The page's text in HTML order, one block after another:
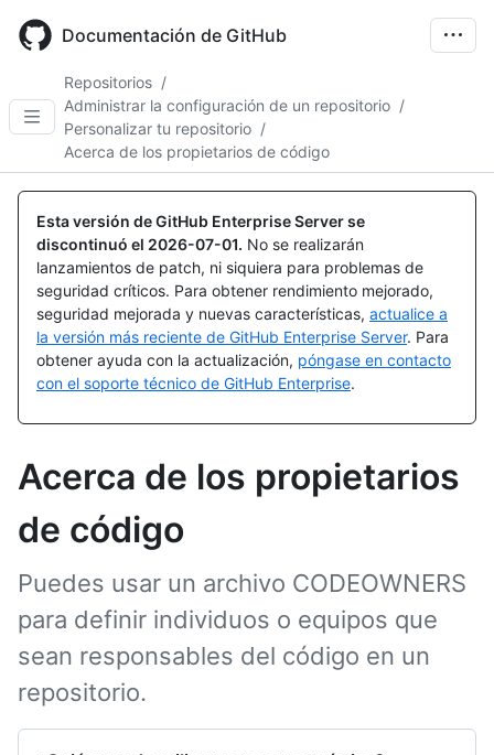
main
Documentación de GitHub
Repositorios /
Administrar la configuración de un repositorio /
Personalizar tu repositorio /
Acerca de los propietarios de código
Esta versión de GitHub Enterprise Server se
discontinuó el 2026-07-01. No se realizarán
lanzamientos de patch, ni siquiera para problemas de
seguridad críticos. Para obtener rendimiento mejorado,
seguridad mejorada y nuevas características, actualice a
la versión más reciente de GitHub Enterprise Server. Para
obtener ayuda con la actualización, póngase en contacto
con el soporte técnico de GitHub Enterprise.
Acerca de los propietarios
de código
Puedes usar un archivo CODEOWNERS
para definir individuos o equipos que
sean responsables del código en un
repositorio.